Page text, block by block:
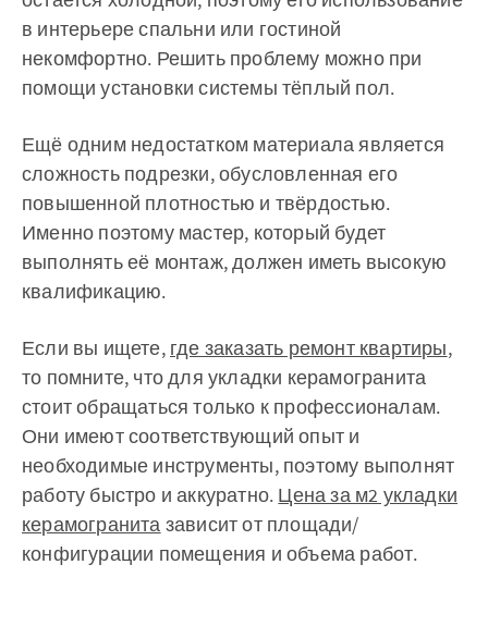
в интерьере спальни или гостиной
некомфортно. Решить проблему можно при
помощи установки системы тёплый пол.
Ещё одним недостатком материала является
сложность подрезки, обусловленная его
повышенной плотностью и твёрдостью.
Именно поэтому мастер, который будет
выполнять её монтаж, должен иметь высокую
квалификацию.
Если вы ищете, где заказать ремонт квартиры,
то помните, что для укладки керамогранита
стоит обращаться только к профессионалам.
Они имеют соответствующий опыт и
необходимые инструменты, поэтому выполнят
работу быстро и аккуратно. Цена за м2 укладки
керамогранита зависит от площади/
конфигурации помещения и объема работ.